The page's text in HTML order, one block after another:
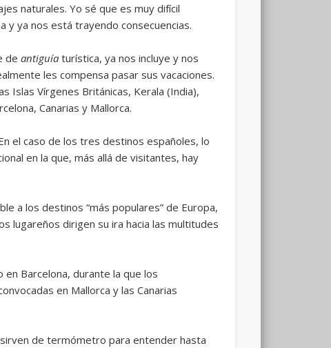
naturales. Yo sé que es muy difícil
y ya nos está trayendo consecuencias.
de antiguíaturística, ya nos incluye y nos
les compensa pasar sus vacaciones.
Islas Vírgenes Británicas, Kerala (India),
Canarias y Mallorca.
el caso de los tres destinos españoles, lo
en la que, más allá de visitantes, hay
a los destinos “más populares” de Europa,
lugareños dirigen su ira hacia las multitudes
Barcelona, durante la que los
en Mallorca y las Canarias
de termómetro para entender hasta